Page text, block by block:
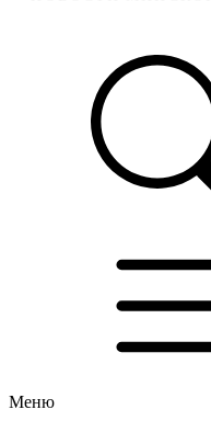
Меню